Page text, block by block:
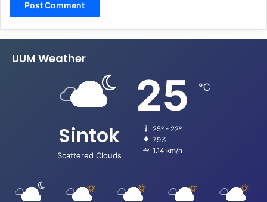
UUM Weather
Sintok
Scattered Clouds
25 ℃
25º - 22º
79%
1.14 km/h